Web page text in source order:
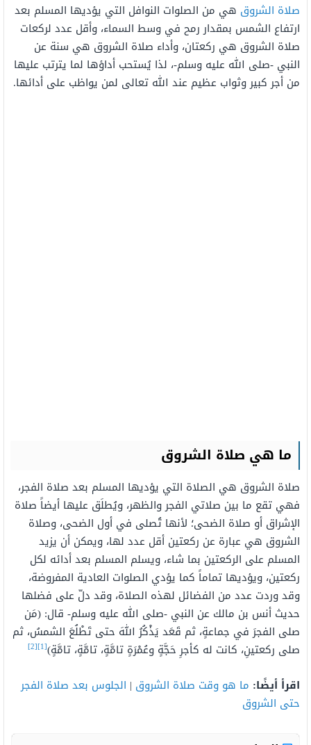
صلاة الشروق هي من الصلوات النوافل التي يؤديها المسلم بعد
ارتفاع الشمس بمقدار رمح في وسط السماء، وأقل عدد لركعات
صلاة الشروق هي ركعتان، وأداء صلاة الشروق هي سنة عن
النبي -صلى الله عليه وسلم-، لذا يُستحب أداؤها لما يترتب عليها
من أجر كبير وثواب عظيم عند الله تعالى لمن يواظب على أدائها.
ما هي صلاة الشروق
صلاة الشروق هي الصلاة التي يؤديها المسلم بعد صلاة الفجر،
فهي تقع ما بين صلاتي الفجر والظهر، ويُطلَق عليها أيضاً صلاة
الإشراق أو صلاة الضحى؛ لأنها تُصلى في أول الضحى، وصلاة
الشروق هي عبارة عن ركعتين أقل عدد لها، ويمكن أن يزيد
المسلم على الركعتين بما شاء، ويسلم المسلم بعد أدائه لكل
ركعتين، ويؤديها تماماً كما يؤدي الصلوات العادية المفروضة،
وقد وردت عدد من الفضائل لهذه الصلاة، وقد دلّ على فضلها
حديث أنس بن مالك عن النبي -صلى الله عليه وسلم- قال: (مَن
صلى الفجرَ في جماعةٍ، ثم قَعَد يَذْكُرُ اللهَ حتى تَطْلُعَ الشمسُ، ثم
صلى ركعتينِ، كانت له كأجرِ حَجَّةٍ وعُمْرَةٍ تامَّةٍ، تامَّةٍ، تامَّةٍ)[1]
[2]
اقرأ أيضًا: ما هو وقت صلاة الشروق | الجلوس بعد صلاة الفجر
حتى الشروق